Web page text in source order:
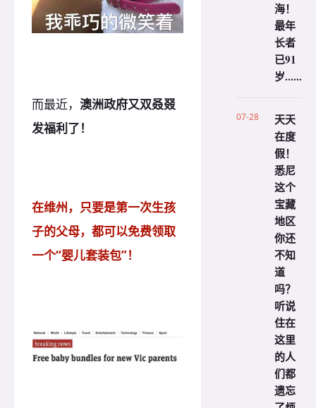
而最近， 澳洲政府又双叒叕
发福利了！
在维州，只要是第一次生孩
子的父母，都可以免费领取
一个“婴儿套装包”！
海！
最年
长者
已91
岁......
07-28
天天
在度
假！
悉尼
这个
宝藏
地区
你还
不知
道
吗？
听说
住在
这里
的人
们都
遗忘